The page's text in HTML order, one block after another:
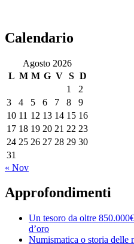
Calendario
Agosto 2026
L M M G V S D
1
2
3
4 5 6 7 8
9
10 11 12 13 14 15 16
17 18 19 20 21 22 23
24 25 26 27 28 29 30
31
« Nov
Approfondimenti
Un tesoro da oltre
d’oro
Numismatica o storia delle